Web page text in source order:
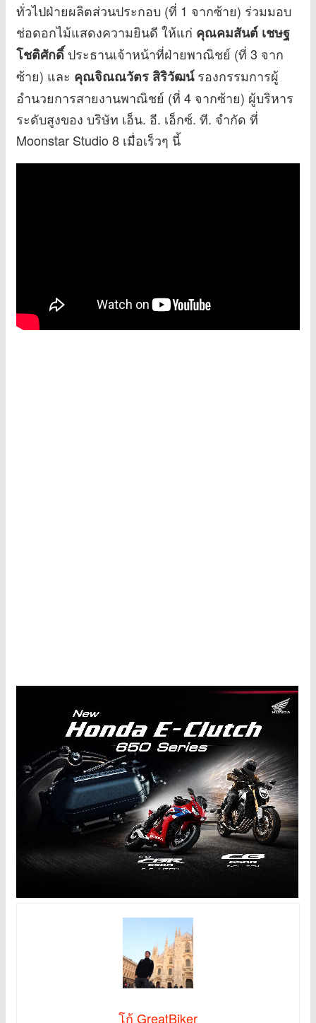
ทั่วไปฝ่ายผลิตส่วนประกอบ (ที่ 1 จากซ้าย) ร่วมมอบ
ช่อดอกไม้แสดงความยินดี ให้แก่ คุณคมสันต์ เชษฐ
โชติศักดิ์ประธานเจ้าหน้าที่ฝ่ายพาณิชย์ (ที่ 3 จาก
ซ้าย) และ คุณจิณณวัตร สิริวัฒน์รองกรรมการผู้
อำนวยการสายงานพาณิชย์ (ที่ 4 จากซ้าย) ผู้บริหาร
ระดับสูงของ บริษัท เอ็น. อี. เอ็กซ์. ที. จำกัด ที่
Moonstar Studio 8 เมื่อเร็วๆ นี้
โก้ GreatBiker